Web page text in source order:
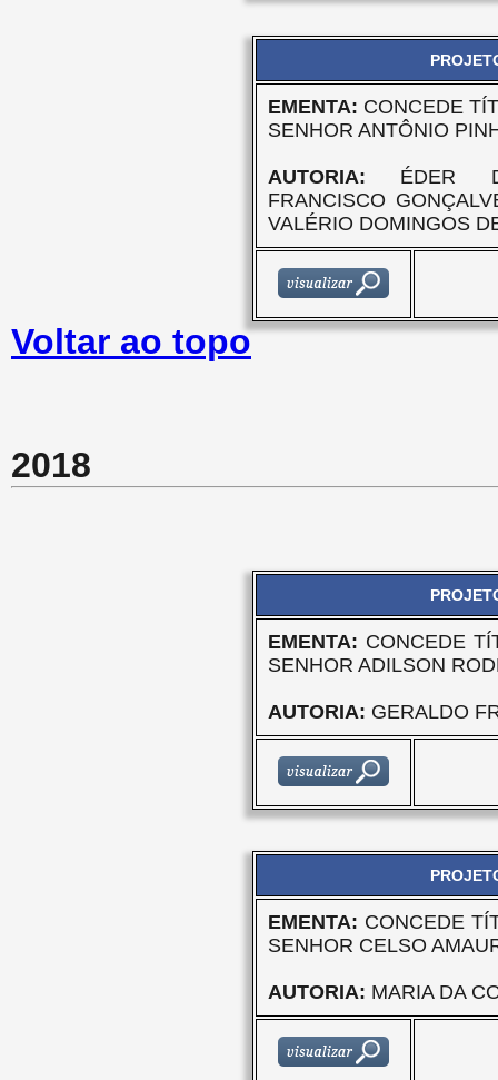
EMENTA: CONCEDE
SENHOR ANTÔNIO
AUTORIA: ÉDER
FRANCISCO
VALÉRIO DOMINGOS
Voltar ao topo
2018
EMENTA: CONCEDE
SENHOR ADILSON
AUTORIA: GERALDO
EMENTA: CONCEDE
SENHOR CELSO
AUTORIA: MARIA DA